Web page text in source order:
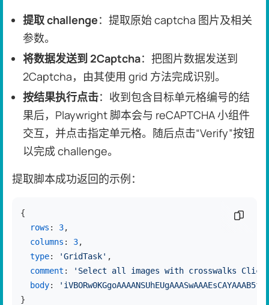
提取 challenge：提取原始 captcha 图片及相关
参数。
将数据发送到 2Captcha：把图片数据发送到
2Captcha，由其使用 grid 方法完成识别。
按结果执行点击：收到包含目标单元格编号的结
果后，Playwright 脚本会与 reCAPTCHA 小组件
交互，并点击指定单元格。随后点击“Verify”按钮
以完成 challenge。
提取脚本成功返回的示例：
{
rows : 3,
columns : 3,
type: 'GridTask' ,
comment :
'Select all images with crosswalks
body:
}
复制代